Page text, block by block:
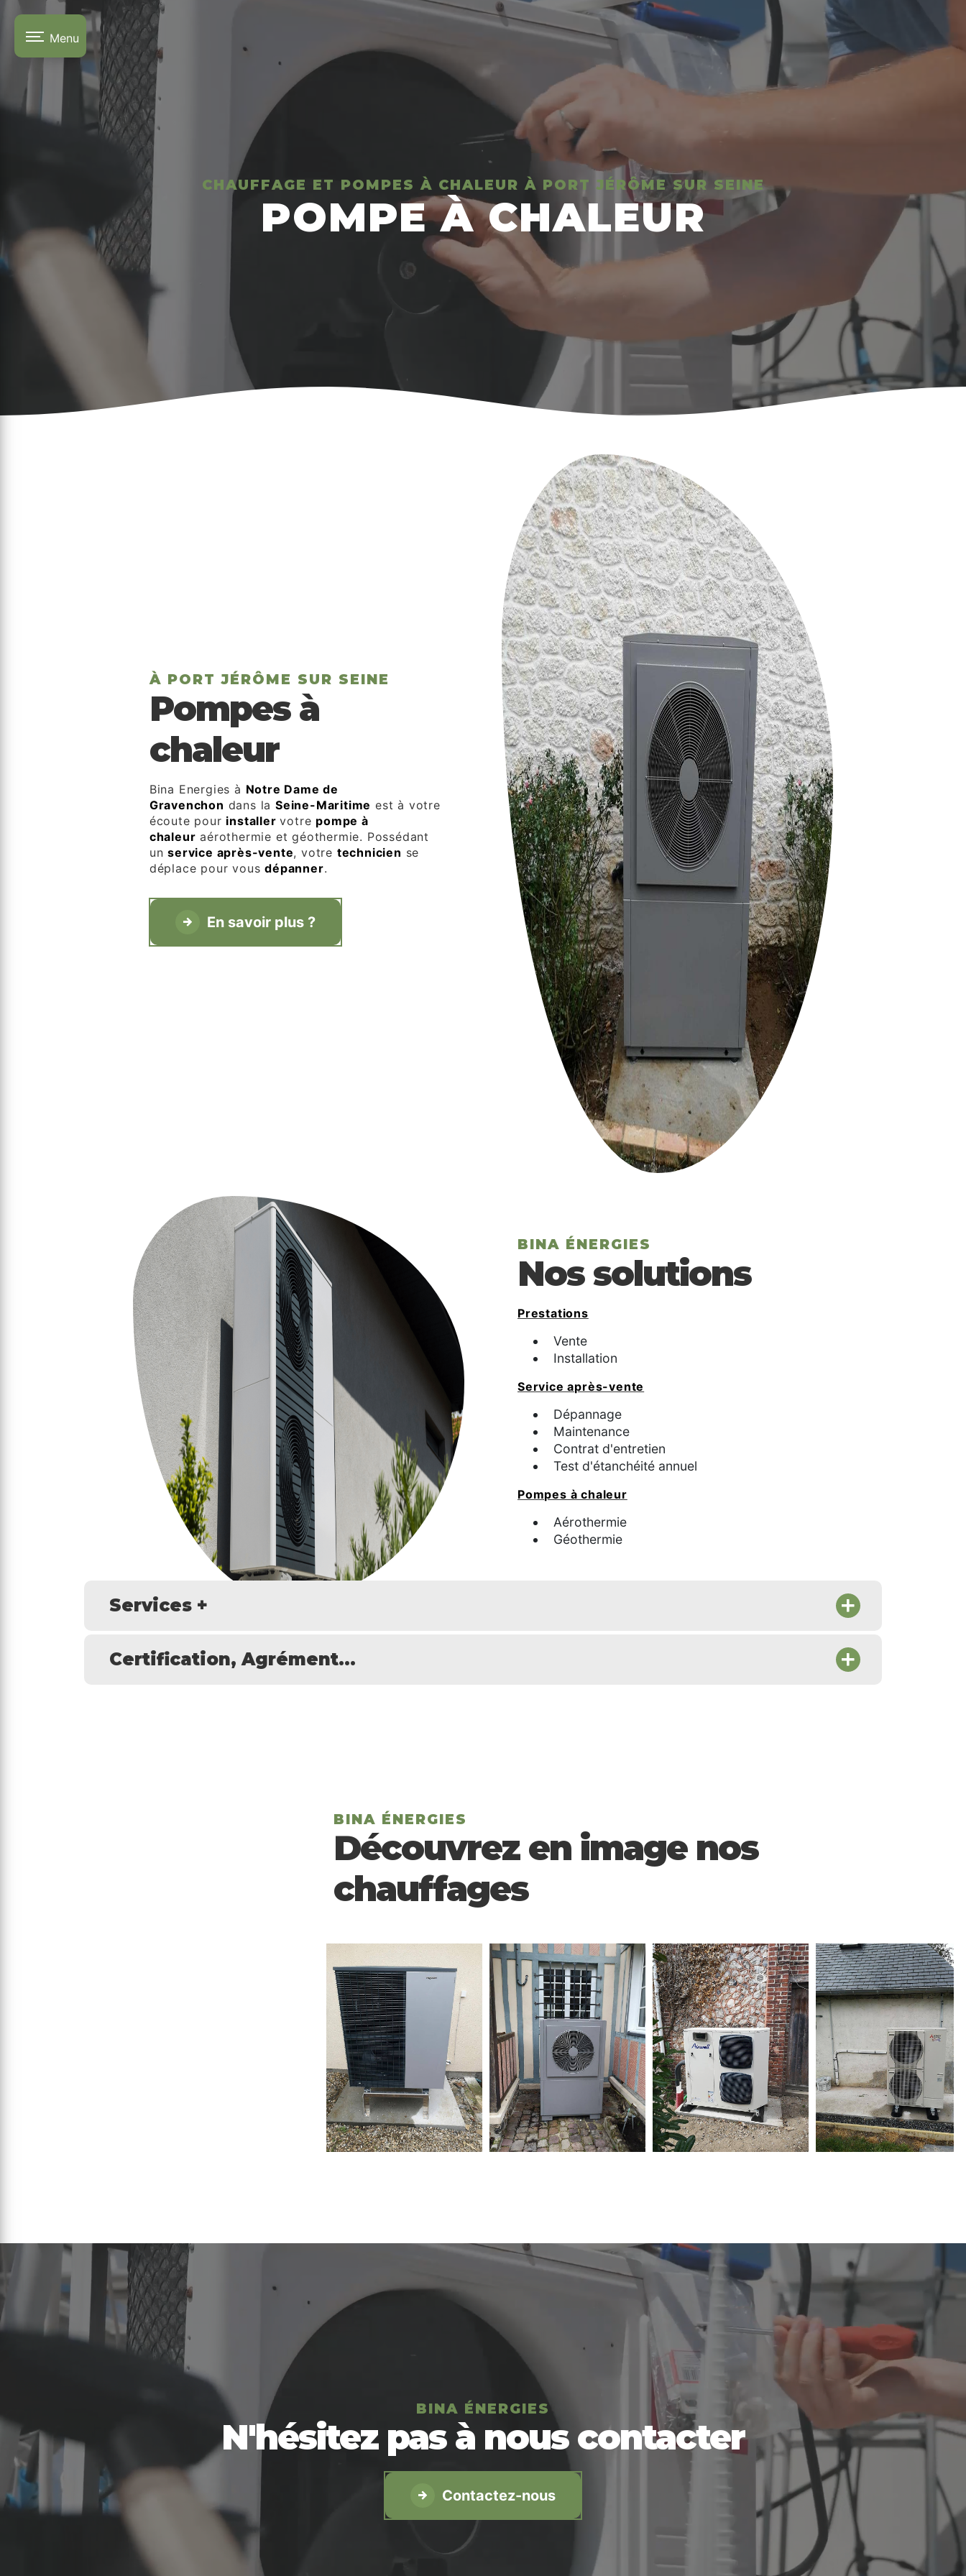
Menu
CHAUFFAGE ET POMPES À CHALEUR À PORT JÉRÔME SUR SEINE
POMPE À CHALEUR
À PORT JÉRÔME SUR SEINE
Pompes à
chaleur
Bina Energies à Notre Dame de
Gravenchon dans la Seine-Maritime est à votre
écoute pour installervotre pompe à
chaleur aérothermie et géothermie. Possédant
unservice après-vente, votre technicien se
déplace pour vousdépanner.
En savoir plus ?
BINA ÉNERGIES
Nos solutions
Prestations
Vente
Installation
Service après-vente
Dépannage
Maintenance
Contrat d'entretien
Test d'étanchéité annuel
Pompes à chaleur
Aérothermie
Géothermie
Services +
Certification, Agrément...
BINA ÉNERGIES
Découvrez en image nos
chauffages
BINA ÉNERGIES
N'hésitez pas à nous contacter
Contactez-nous
Panneau de gestion des cookies